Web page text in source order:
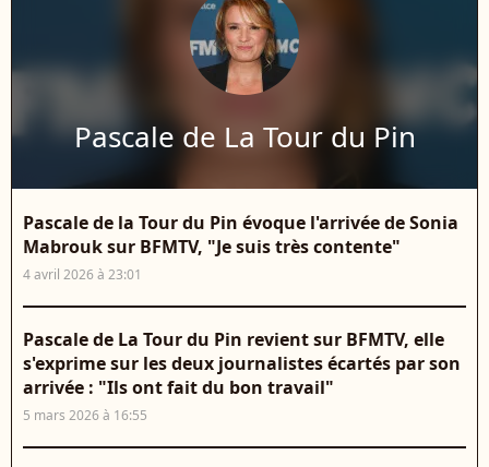
Pascale de La Tour du Pin
Pascale de la Tour du Pin évoque l'arrivée de Sonia
Mabrouk sur BFMTV, "Je suis très contente"
4 avril 2026 à 23:01
Pascale de La Tour du Pin revient sur BFMTV, elle
s'exprime sur les deux journalistes écartés par son
arrivée : "Ils ont fait du bon travail"
5 mars 2026 à 16:55